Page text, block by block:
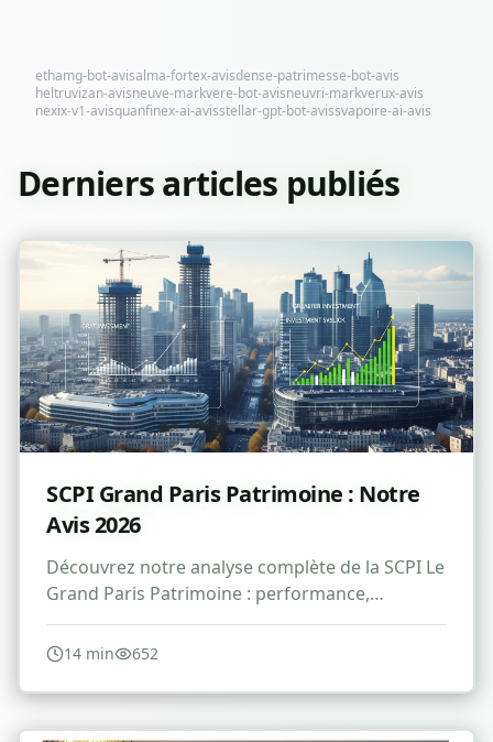
ethamg-bot-avisalma-fortex-avisdense-patrimesse-bot-avis
heltruvizan-avisneuve-markvere-bot-avisneuvri-markverux-avis
nexix-v1-avisquanfinex-ai-avisstellar-gpt-bot-avissvapoire-ai-avis
Derniers articles publiés
SCPI Grand Paris Patrimoine : Notre
Avis 2026
Découvrez notre analyse complète de la SCPI Le
Grand Paris Patrimoine : performance,
avantages, risques et avis pour 2026.
14 min 652